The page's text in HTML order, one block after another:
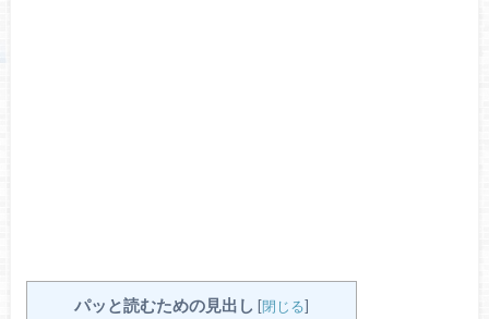
パッと読むための見出し [閉じる]